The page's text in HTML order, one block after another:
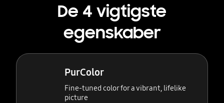
De 4 vigtigste
egenskaber
PurColor
Fine-tuned color for a vibrant, lifelike
picture